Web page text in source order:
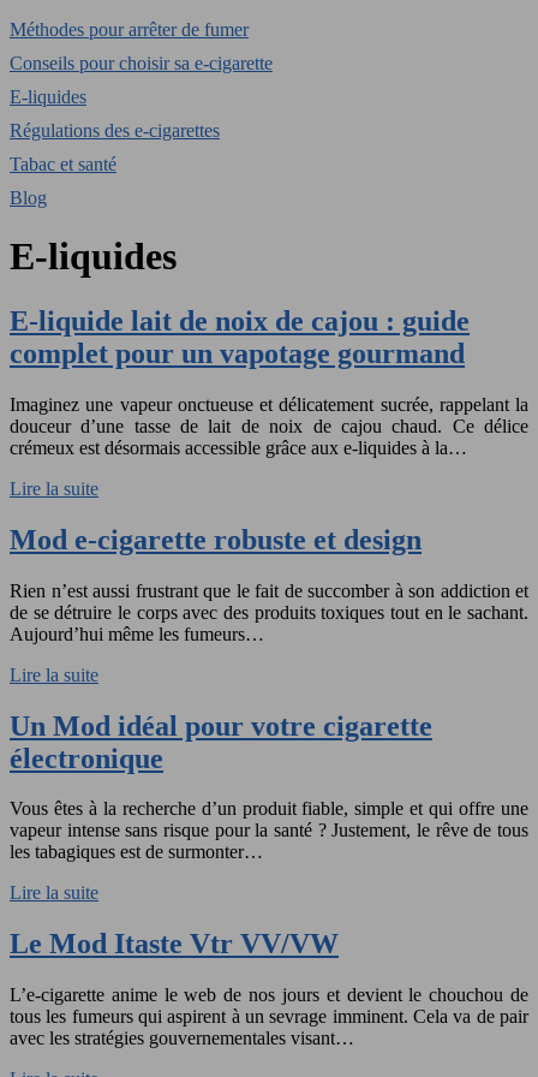
Méthodes pour arrêter de fumer
Conseils pour choisir sa e-cigarette
E-liquides
Régulations des e-cigarettes
Tabac et santé
Blog
E-liquides
E-liquide lait de noix de cajou : guide
complet pour un vapotage gourmand
Imaginez une vapeur onctueuse et délicatement sucrée, rappelant la
douceur d’une tasse de lait de noix de cajou chaud. Ce délice
crémeux est désormais accessible grâce aux e-liquides à la…
Lire la suite
Mod e-cigarette robuste et design
Rien n’est aussi frustrant que le fait de succomber à son addiction et
de se détruire le corps avec des produits toxiques tout en le sachant.
Aujourd’hui même les fumeurs…
Lire la suite
Un Mod idéal pour votre cigarette
électronique
Vous êtes à la recherche d’un produit fiable, simple et qui offre une
vapeur intense sans risque pour la santé ? Justement, le rêve de tous
les tabagiques est de surmonter…
Lire la suite
Le Mod Itaste Vtr VV/VW
L’e-cigarette anime le web de nos jours et devient le chouchou de
tous les fumeurs qui aspirent à un sevrage imminent. Cela va de pair
avec les stratégies gouvernementales visant…